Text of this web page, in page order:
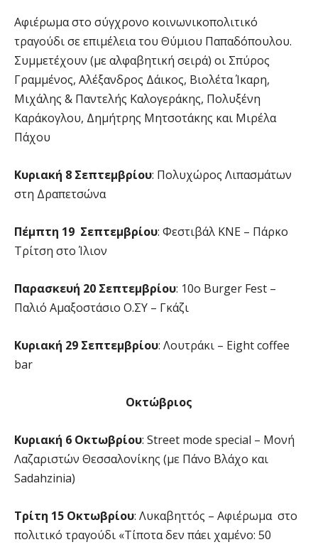
Αφιέρωμα στο σύγχρονο κοινωνικοπολιτικό
τραγούδι σε επιμέλεια του Θύμιου Παπαδόπουλου.
Συμμετέχουν (με αλφαβητική σειρά) οι Σπύρος
Γραμμένος, Αλέξανδρος Δάικος, Βιολέτα Ίκαρη,
Μιχάλης & Παντελής Καλογεράκης, Πολυξένη
Καράκογλου, Δημήτρης Μητσοτάκης και Μιρέλα
Πάχου
Κυριακή 8 Σεπτεμβρίου: Πολυχώρος Λιπασμάτων
στη Δραπετσώνα
Πέμπτη 19 Σεπτεμβρίου: Φεστιβάλ ΚΝΕ – Πάρκο
Τρίτση στο Ίλιον
Παρασκευή 20 Σεπτεμβρίου: 10o Burger Fest –
Παλιό Αμαξοστάσιο Ο.ΣΥ – Γκάζι
Κυριακή 29 Σεπτεμβρίου: Λουτράκι – Eight coffee
bar
Οκτώβριος
Κυριακή 6 Οκτωβρίου: Street mode special – Μονή
Λαζαριστών Θεσσαλονίκης (με Πάνο Βλάχο και
Sadahzinia)
Τρίτη 15 Οκτωβρίου: Λυκαβηττός – Αφιέρωμα στο
πολιτικό τραγούδι «Τίποτα δεν πάει χαμένο: 50